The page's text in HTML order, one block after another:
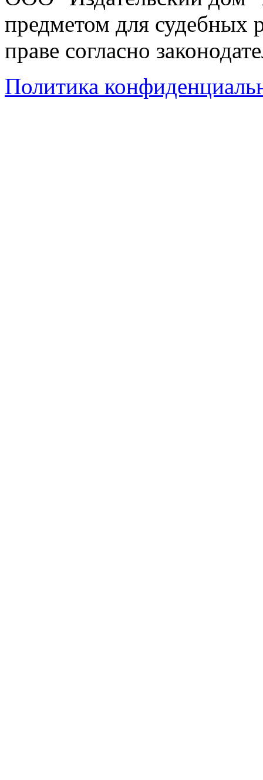
предметом для судебных
праве согласно
Политика